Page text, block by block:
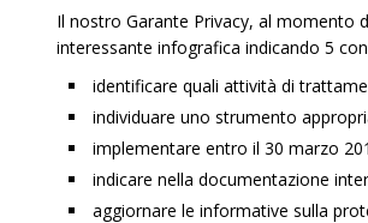
Il nostro Garante Privacy, al momento
interessante infografica indicando 5
identificare quali attività di
individuare uno strumento
implementare entro il 30 marzo
indicare nella documentazione
aggiornare le informative sulla